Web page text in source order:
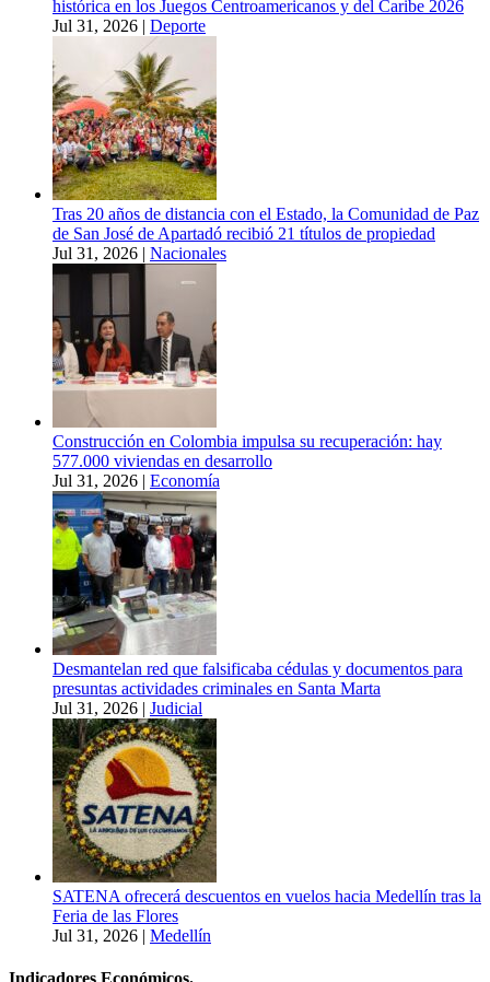
histórica en los Juegos Centroamericanos y del Caribe 2026
Jul 31, 2026 | Deporte
Tras 20 años de distancia con el Estado, la Comunidad de Paz
de San José de Apartadó recibió 21 títulos de propiedad
Jul 31, 2026 | Nacionales
Construcción en Colombia impulsa su recuperación: hay
577.000 viviendas en desarrollo
Jul 31, 2026 | Economía
Desmantelan red que falsificaba cédulas y documentos para
presuntas actividades criminales en Santa Marta
Jul 31, 2026 | Judicial
SATENA ofrecerá descuentos en vuelos hacia Medellín tras la
Feria de las Flores
Jul 31, 2026 | Medellín
Indicadores Económicos.